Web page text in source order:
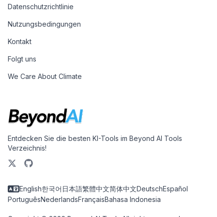
Datenschutzrichtlinie
Nutzungsbedingungen
Kontakt
Folgt uns
We Care About Climate
Entdecken Sie die besten KI-Tools im Beyond AI Tools
Verzeichnis!
English한국어 日本語繁體中文简体中文DeutschEspañol
PortuguêsNederlandsFrançaisBahasa Indonesia